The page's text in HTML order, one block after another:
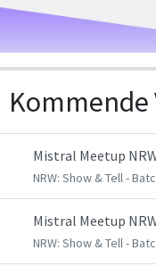
Mistral Meetup
NRW: Show & Tell -
Mistral Meetup
NRW: Show & Tell -